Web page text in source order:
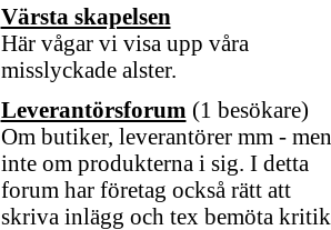
Värsta skapelsen
Här vågar vi visa upp våra
misslyckade alster.
Leverantörsforum (1 besökare)
Om butiker, leverantörer mm - men
inte om produkterna i sig. I detta
forum har företag också rätt att
skriva inlägg och tex bemöta